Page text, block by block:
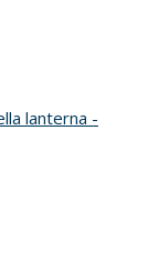
lanterna -